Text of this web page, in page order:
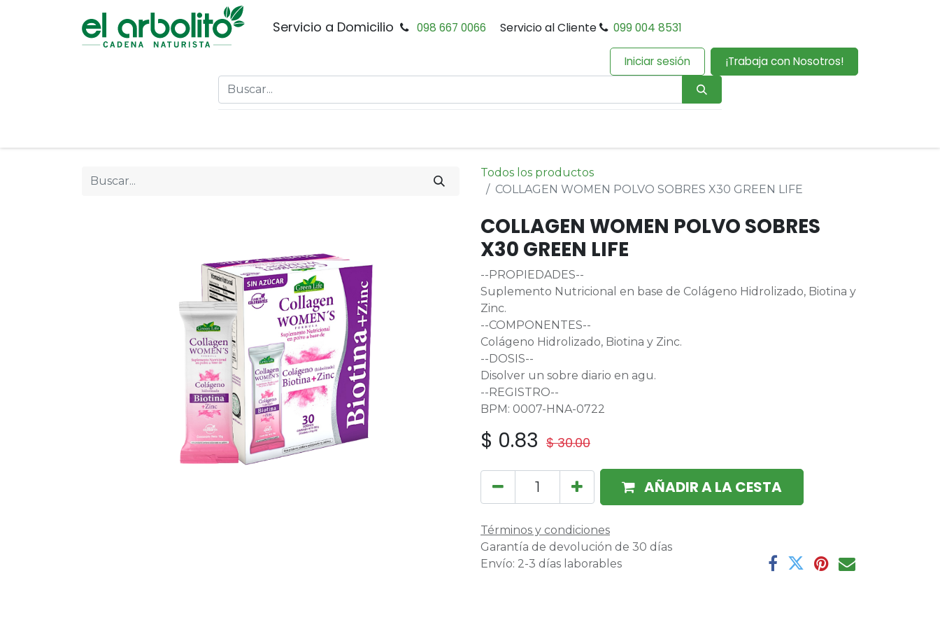
Servicio a Domicilio 098 667 0066 Servicio al Cliente 099 004 8531
Iniciar sesión ¡Trabaja con Nosotros!
Todos los productos
COLLAGEN WOMEN POLVO SOBRES X30 GREEN LIFE
COLLAGEN WOMEN POLVO SOBRES
X30 GREEN LIFE
--PROPIEDADES--
Suplemento Nutricional en base de Colágeno Hidrolizado, Biotina y
Zinc.
--COMPONENTES--
Colágeno Hidrolizado, Biotina y Zinc.
--DOSIS--
Disolver un sobre diario en agu.
--REGISTRO--
BPM: 0007-HNA-0722
$ 0.83 $30.00
AÑADIR A LA CESTA
Términos y condiciones
Garantía de devolución de 30 días
Envío: 2-3 días laborables